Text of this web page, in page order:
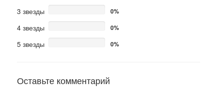
3 звезды 0%
4 звезды 0%
5 звезды 0%
Оставьте комментарий